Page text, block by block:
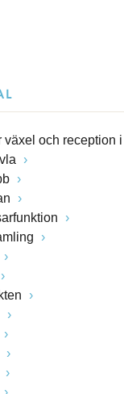
växel och reception